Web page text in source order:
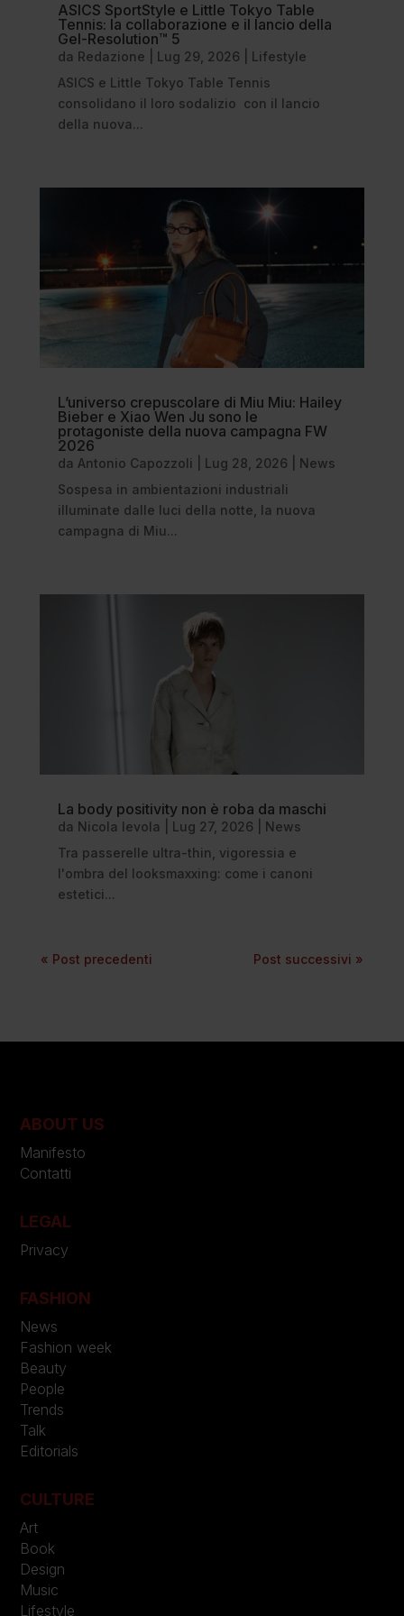
ASICS SportStyle e Little Tokyo Table
Tennis: la collaborazione e il lancio della
Gel-Resolution™ 5
da Redazione Lug 29, 2026
Lifestyle
ASICS e Little Tokyo Table Tennis
consolidano il loro sodalizio con il lancio
della nuova...
L’universo crepuscolare di Miu Miu: Hailey
Bieber e Xiao Wen Ju sono le
protagoniste della nuova campagna FW
2026
da Antonio Capozzoli Lug 28, 2026
News
Sospesa in ambientazioni industriali
illuminate dalle luci della notte, la nuova
campagna di Miu...
La body positivity non è roba da maschi
da Nicola Ievola Lug 27, 2026
News
Tra passerelle ultra-thin, vigoressia e
l'ombra del looksmaxxing: come i canoni
estetici...
« Post precedenti Post successivi »
ABOUT US
Manifesto
Contatti
LEGAL
Privacy
FASHION
News
Fashion week
Beauty
People
Trends
Talk
Editorials
CULTURE
Art
Book
Design
Music
Lifestyle